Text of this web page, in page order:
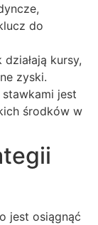
do
kursy,
zyski.
jest
środków w
jest osiągnąć